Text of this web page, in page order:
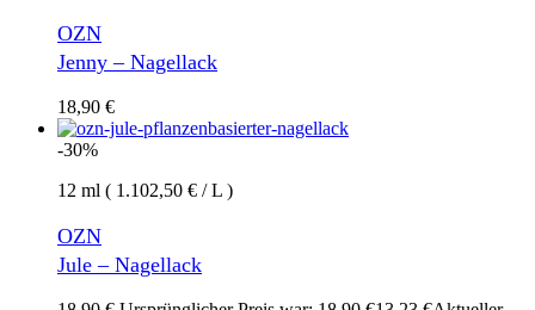
OZN
Jenny – Nagellack
18,90 €
-30%
12 ml ( 1.102,50 € / L )
OZN
Jule – Nagellack